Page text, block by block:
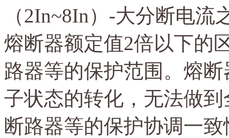
（2In~8In）-大分断电
熔断器额定值2倍以下的
路器等的保护范围。熔
子状态的转化，无法做
断路器等的保护协调一致